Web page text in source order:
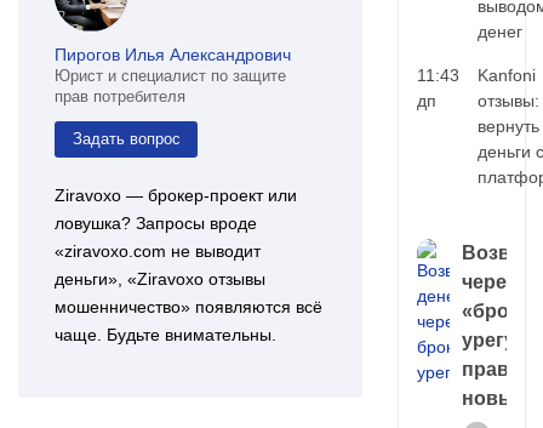
Пирогов Илья Александрович
Юрист и специалист по защите
прав потребителя
Задать вопрос
Ziravoxo — брокер‑проект или
ловушка? Запросы вроде
«ziravoxo.com не выводит
деньги», «Ziravoxo отзывы
мошенничество» появляются всё
чаще. Будьте внимательны.
денег
11:43
дп
Kanfoni
отзывы:
вернуть
деньги с
через
правда
новый